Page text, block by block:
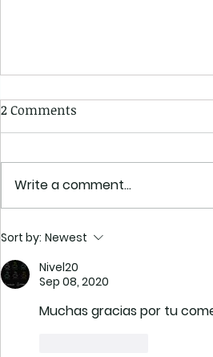
México en los orígenes del
2 Comments
Write a comment...
Sort by: Newest
Nivel20
Sep 08, 2020
Muchas gracias por tu